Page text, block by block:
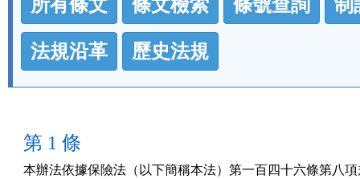
規
功
能
按
區
所有條文 條文檢索 條號查詢 制
法規沿革 歷史法規
第 1 條
本辦法依據保險法（以下簡稱本法）第一百四十六條第八